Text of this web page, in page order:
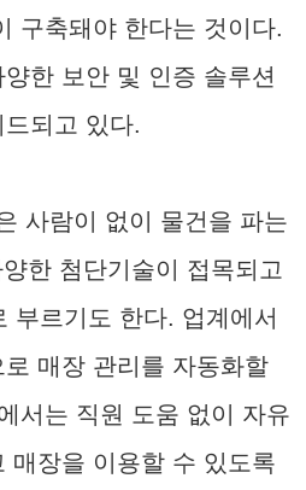
구축돼야 한다는 것이다.
한 보안 및 인증 솔루션
되고 있다.
사람이 없이 물건을 파는
한 첨단기술이 접목되고
부르기도 한다. 업계에서
매장 관리를 자동화할
서는 직원 도움 없이 자유
매장을 이용할 수 있도록